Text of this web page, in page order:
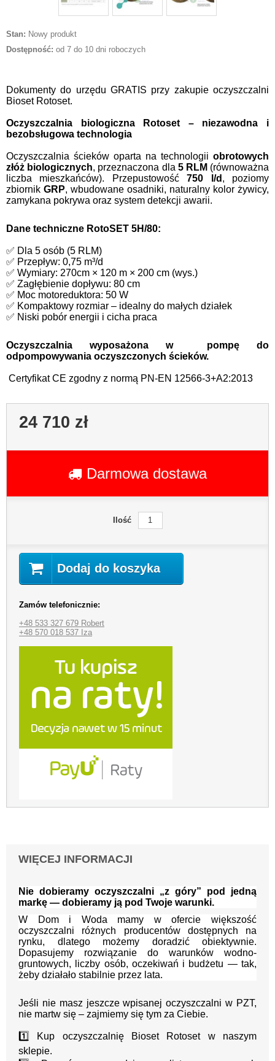
Stan: Nowy produkt
Dostępność: od 7 do 10 dni roboczych
Dokumenty do urzędu GRATIS przy zakupie oczyszczalni
Bioset Rotoset.
Oczyszczalnia biologiczna Rotoset – niezawodna i
bezobsługowa technologia
Oczyszczalnia ścieków oparta na technologii obrotowych
złóż biologicznych, przeznaczona dla 5 RLM (równoważna
liczba mieszkańców). Przepustowość750 l/d , poziomy
zbiornik GRP, wbudowane osadniki, naturalny kolor żywicy,
zamykana pokrywa oraz system detekcji awarii.
Dane techniczne RotoSET 5H/80:
✅ Dla 5 osób (5 RLM)
✅ Przepływ: 0,75 m³/d
✅ Wymiary: 270cm × 120 m × 200 cm (wys.)
✅ Zagłębienie dopływu: 80 cm
✅ Moc motoreduktora: 50 W
✅ Kompaktowy rozmiar – idealny do małych działek
✅ Niski pobór energii i cicha praca
Oczyszczalnia wyposażona w pompę do
odpompowywania oczyszczonych ścieków.
Certyfikat CE zgodny z normą PN-EN 12566-3+A2:2013
24 710 zł
Darmowa dostawa
Ilość
Dodaj do koszyka
Zamów telefonicznie:
+48 533 327 679 Robert
+48 570 018 537 Iza
WIĘCEJ INFORMACJI
Nie dobieramy oczyszczalni „z góry” pod jedną
markę — dobieramy ją pod Twoje warunki.
W Dom i Woda mamy w ofercie większość
oczyszczalni różnych producentów dostępnych na
rynku, dlatego możemy doradzić obiektywnie.
Dopasujemy rozwiązanie do warunków wodno-
gruntowych, liczby osób, oczekiwań i budżetu — tak,
żeby działało stabilnie przez lata.
Jeśli nie masz jeszcze wpisanej oczyszczalni w PZT,
nie martw się – zajmiemy się tym za Ciebie.
1️⃣ Kup oczyszczalnię Bioset Rotoset w naszym
sklepie.